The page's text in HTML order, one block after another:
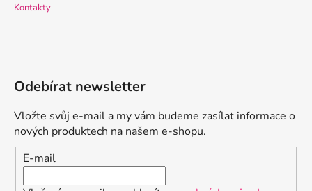
Kontakty
Odebírat newsletter
Vložte svůj e-mail a my vám budeme zasílat informace o
nových produktech na našem e-shopu.
E-mail